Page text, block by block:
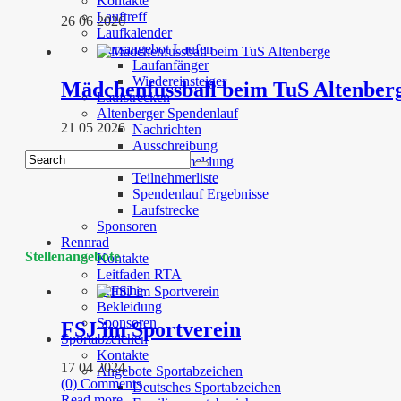
Lauftreff
Laufkalender
Kursangebot Laufen
Laufanfänger
Wiedereinsteiger
Laufstrecken
Altenberger Spendenlauf
Nachrichten
Ausschreibung
Onlineanmeldung
Teilnehmerliste
Spendenlauf Ergebnisse
Laufstrecke
Sponsoren
Rennrad
Kontakte
Leitfaden RTA
Termine
Bekleidung
Sponsoren
Sportabzeichen
Kontakte
Angebote Sportabzeichen
Deutsches Sportabzeichen
26 06 2026
Mädchenfussball beim TuS
21 05 2026
Stellenangebote
FSJ im Sportverein
17 04 2024
(0) Comments